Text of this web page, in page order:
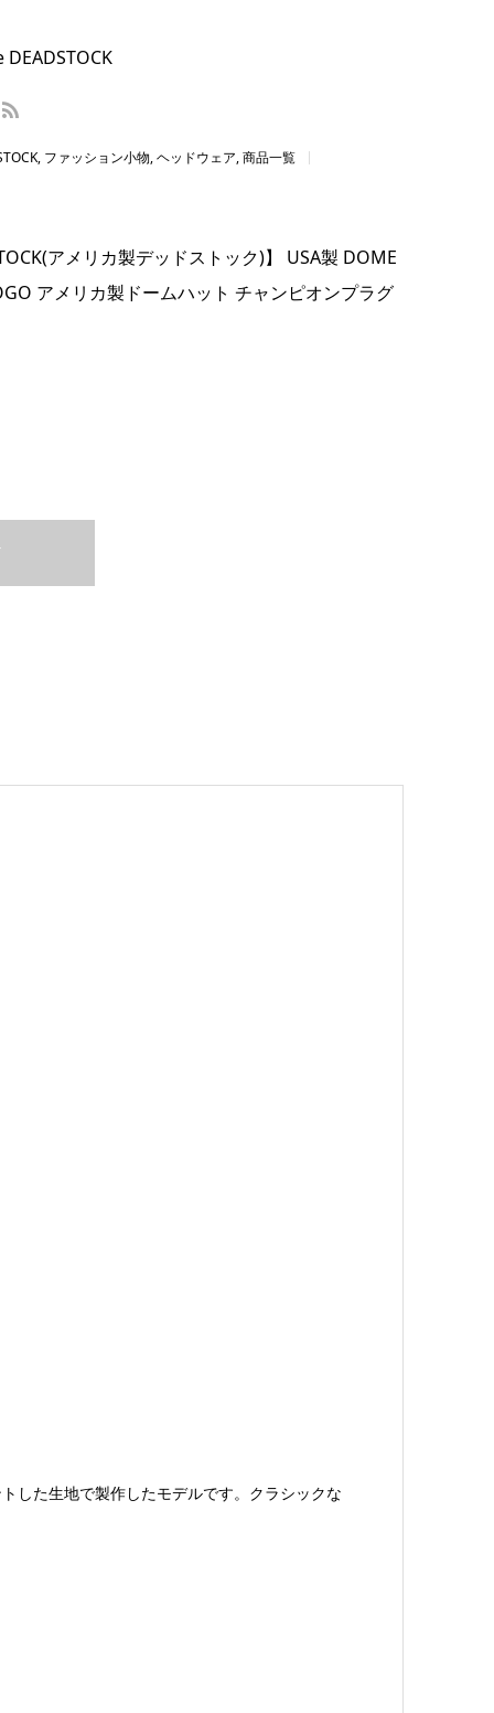
, ファッション小物,ヘッドウェア,商品一覧
アメリカ製デッドストック)】 USA製 DOME
アメリカ製ドームハット チャンピオンプラグ
した生地で製作したモデルです。クラシックな